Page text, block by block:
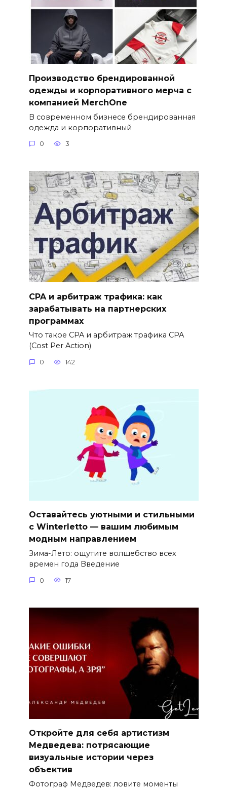
Производство брендированной
одежды и корпоративного мерча с
компанией MerchOne
В современном бизнесе брендированная
одежда и корпоративный
0 3
CPA и арбитраж трафика: как
зарабатывать на партнерских
программах
Что такое CPA и арбитраж трафика CPA
(Cost Per Action)
0 142
Оставайтесь уютными и стильными
с Winterletto — вашим любимым
модным направлением
Зима-Лето: ощутите волшебство всех
времен года Введение
0 17
Откройте для себя артистизм
Медведева: потрясающие
визуальные истории через
объектив
Фотограф Медведев: ловите моменты